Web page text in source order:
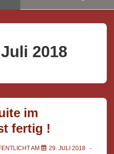
Juli 2018
im
fertig !
AM
29. JULI 2018